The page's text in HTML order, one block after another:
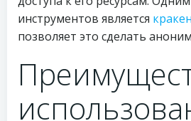
инструментов является кракен
позволяет это сделать